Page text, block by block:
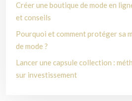
Créer une boutique de mode en
et conseils
Pourquoi et comment protéger sa
de mode ?
Lancer une capsule collection :
sur investissement